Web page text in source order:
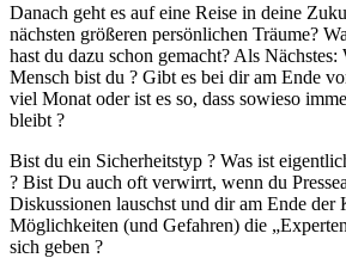
Danach geht es auf eine Reise in deine
nächsten größeren persönlichen Träume?
hast du dazu schon gemacht? Als
Mensch bist du ? Gibt es bei dir am Ende
viel Monat oder ist es so, dass sowieso
bleibt ?
Bist du ein Sicherheitstyp ? Was ist
? Bist Du auch oft verwirrt, wenn du
Diskussionen lauschst und dir am Ende
Möglichkeiten (und Gefahren) die
sich geben ?